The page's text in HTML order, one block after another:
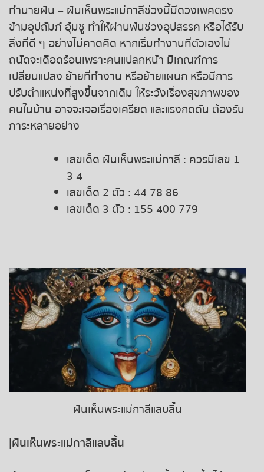
หวยหุ้นจีน เช้า
หวยหุ้นจีน บ่าย
หวยหุ้นไต้หวัน
หวยหุ้นสิงคโปร์
หวยหุ้นเยอรมัน
หวยหุ้นอังกฤษ
หวยหุ้นดาวโจนส์
ทำนายฝัน – ฝันเห็นพระแม่กาลีช่วงนี้มีดวงเพศตรง
ข้ามอุปถัมภ์ อุ้มชู ทำให้ผ่านพ้นช่วงอุปสรรค หรือได้รับ
สิ่งที่ดี ๆ อย่างไม่คาดคิด หากเริ่มทำงานที่ตัวเองไม่
ถนัดจะเดือดร้อนเพราะคนแปลกหน้า มีเกณฑ์การ
เปลี่ยนแปลง ย้ายที่ทำงาน หรือย้ายแผนก หรือมีการ
ปรับตำแหน่งที่สูงขึ้นจากเดิม ให้ระวังเรื่องสุขภาพของ
คนในบ้าน อาจจะเจอเรื่องเครียด และแรงกดดัน ต้องรับ
ภาระหลายอย่าง
เลขเด็ด ฝันเห็นพระแม่กาลี : ควรมีเลข 1
3 4
เลขเด็ด 2 ตัว : 44 78 86
เลขเด็ด 3 ตัว : 155 400 779
ฝันเห็นพระแม่กาลีแลบลิ้น
|ฝันเห็นพระแม่กาลีแลบลิ้น